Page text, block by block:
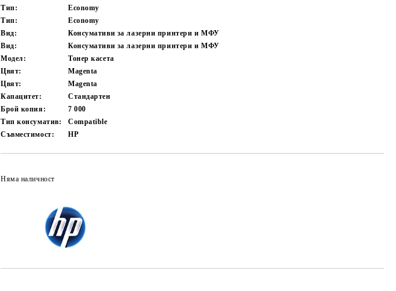
Тип:
Economy
Тип:
Economy
Вид:
Консумативи за лазерни принтери и МФУ
Вид:
Консумативи за лазерни принтери и МФУ
Модел:
Тонер касета
Цвят:
Magenta
Цвят:
Magenta
Капацитет:
Стандартен
Брой копия:
7 000
Тип консуматив:
Compatible
Съвместимост:
HP
Няма наличност